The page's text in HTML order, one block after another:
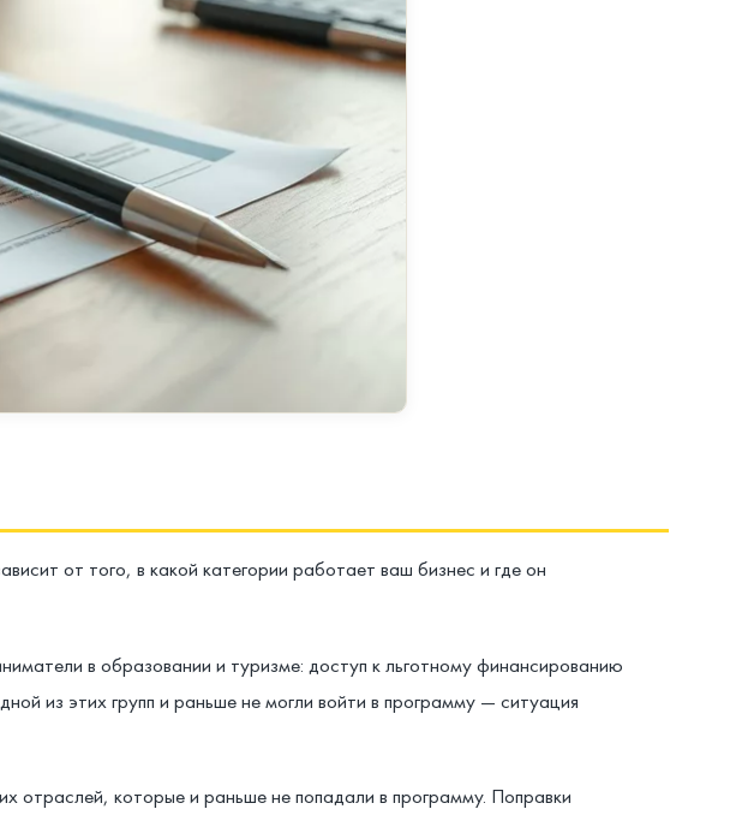
от того, в какой категории работает ваш бизнес и где он
в образовании и туризме: доступ к льготному финансированию
из этих групп и раньше не могли войти в программу — ситуация
отраслей, которые и раньше не попадали в программу. Поправки